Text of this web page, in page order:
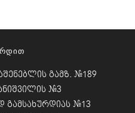
გამზ. #189
#3
გამსახურდიას #13